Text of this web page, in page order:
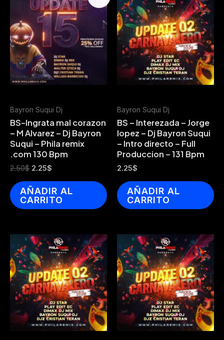
Bayron Suqui Dj
BS-Ingrata mal corazon
– M Alvarez – Dj Bayron
Suqui – Phila remix
.com 130 Bpm
2.50$ Original
was:
2.50$.
2.25$
is:
2.25$.
AÑADIR AL
CARRITO
Bayron Suqui Dj
BS – Interezada – Jorge
lopez – Dj Bayron Suqui
– Intro directo – Full
Produccion – 131 Bpm
2.25$
AÑADIR AL
CARRITO